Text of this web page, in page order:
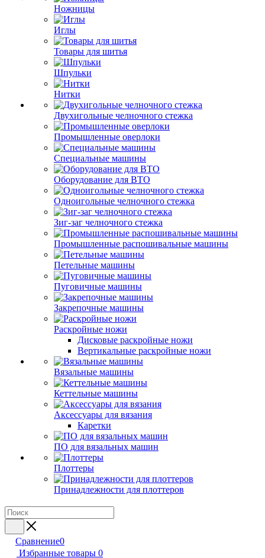
Ножницы
Иглы
Товары для шитья
Шпульки
Нитки
Двухигольные челночного стежка
Промышленные оверлоки
Специальные машины
Оборудование для ВТО
Одноигольные челночного стежка
Зиг-заг челночного стежка
Промышленные распошивальные машины
Петельные машины
Пуговичные машины
Закрепочные машины
Раскройные ножи
Дисковые раскройные ножи
Вертикальные раскройные ножи
Вязальные машины
Кеттельные машины
Аксессуары для вязания
Каретки
ПО для вязальных машин
Плоттеры
Принадлежности для плоттеров
Сравнение0
Избранные товары 0